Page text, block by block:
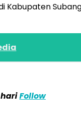
Kabupaten
Follow